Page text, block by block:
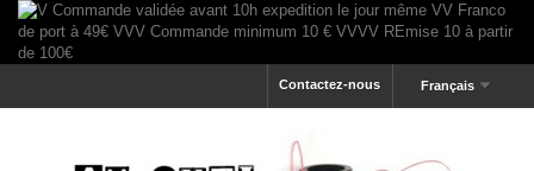
Français
Contactez-nous